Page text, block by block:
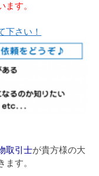
ます。
下さい！
取引士が貴方様の大
ます。